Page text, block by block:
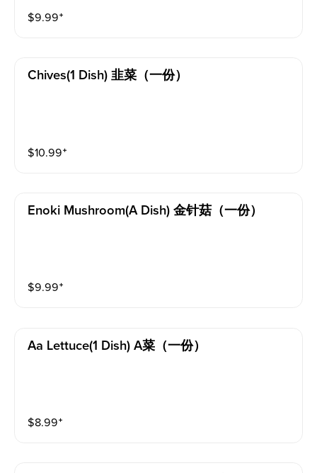
$9.99⁺
Chives(1 Dish) 韭菜（一份）
$10.99⁺
Enoki Mushroom(a Dish) 金针菇（一份）
$9.99⁺
Aa Lettuce(1 Dish) A菜（一份）
$8.99⁺